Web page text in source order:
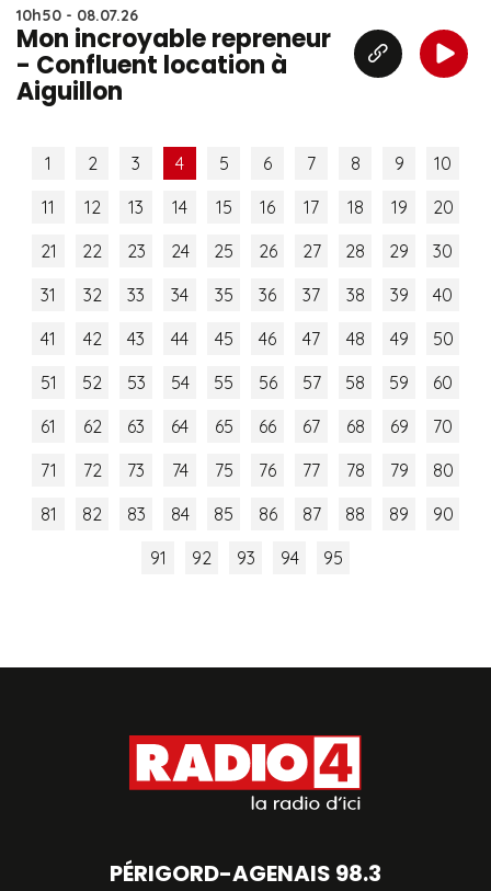
10h50 - 08.07.26
Mon incroyable repreneur
- Confluent location à
Aiguillon
1 2 3 4 5 6 7 8 9
10
11
12 13 14 15 16 17 18 19
20
21
22 23 24 25 26 27 28 29
30
31
32 33 34 35 36 37 38 39
40
41
42 43 44 45 46 47 48 49
50
51
52 53 54 55 56 57 58 59
60
61
62 63 64 65 66 67 68 69
70
71
72 73 74 75 76 77 78 79
80
81
82 83 84 85 86 87 88 89
90
91
92 93 94 95
PÉRIGORD-AGENAIS 98.3